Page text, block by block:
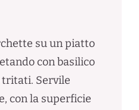
su un piatto
con basilico
tritati. Servile
con la superficie